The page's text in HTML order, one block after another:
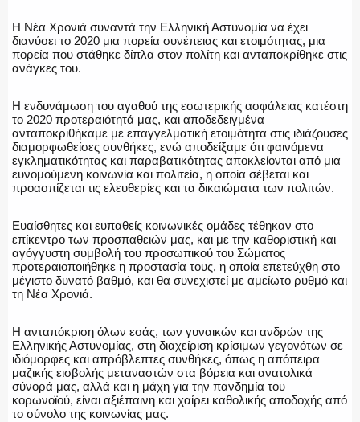
ΕΛΛΗΝΙΚΗ ΑΣΤΥΝΟΜΙΑ
ΠΥΡΟΣΒΕΣΤΙΚΗ
ΕΝΟΠΛΕΣ ΔΥΝΑΜΕΙΣ
ΕΚΑΒ
Η Νέα Χρονιά συναντά την Ελληνική Αστυνομία να έχει
διανύσει το 2020 μια πορεία συνέπειας και ετοιμότητας, μια
πορεία που στάθηκε δίπλα στον πολίτη και ανταποκρίθηκε στις
ανάγκες του.
Η ενδυνάμωση του αγαθού της εσωτερικής ασφάλειας κατέστη
το 2020 προτεραιότητά μας, και αποδεδειγμένα
ανταποκριθήκαμε με επαγγελματική ετοιμότητα στις ιδιάζουσες
διαμορφωθείσες συνθήκες, ενώ αποδείξαμε ότι φαινόμενα
εγκληματικότητας και παραβατικότητας αποκλείονται από μια
ευνομούμενη κοινωνία και πολιτεία, η οποία σέβεται και
προασπίζεται τις ελευθερίες και τα δικαιώματα των πολιτών.
Ευαίσθητες και ευπαθείς κοινωνικές ομάδες τέθηκαν στο
επίκεντρο των προσπαθειών μας, και με την καθοριστική και
αγόγγυστη συμβολή του προσωπικού του Σώματος
προτεραιοποιήθηκε η προστασία τους, η οποία επετεύχθη στο
μέγιστο δυνατό βαθμό, και θα συνεχιστεί με αμείωτο ρυθμό και
τη Νέα Χρονιά.
Η ανταπόκριση όλων εσάς, των γυναικών και ανδρών της
Ελληνικής Αστυνομίας, στη διαχείριση κρίσιμων γεγονότων σε
ιδιόμορφες και απρόβλεπτες συνθήκες, όπως η απόπειρα
μαζικής εισβολής μεταναστών στα βόρεια και ανατολικά
σύνορά μας, αλλά και η μάχη για την πανδημία του
κορωνοϊού, είναι αξιέπαινη και χαίρει καθολικής αποδοχής από
το σύνολο της κοινωνίας μας.